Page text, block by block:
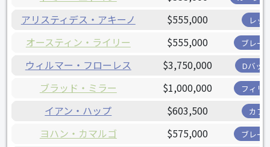
アリスティデス・アキーノ $555,000 レッ
オースティン・ライリー $555,000 ブレー
ウィルマー・フローレス $3,750,000 Dバッ
ブラッド・ミラー $1,000,000 フィリ
イアン・ハップ $603,500 カブ
ヨハン・カマルゴ $575,000 ブレー